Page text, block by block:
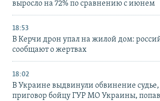
выросло на 72% по сравнению с июнем
18:53
В Керчи дрон упал на жилой дом:
сообщают о жертвах
18:02
В Украине выдвинули обвинение
приговор бойцу ГУР МО Украины,